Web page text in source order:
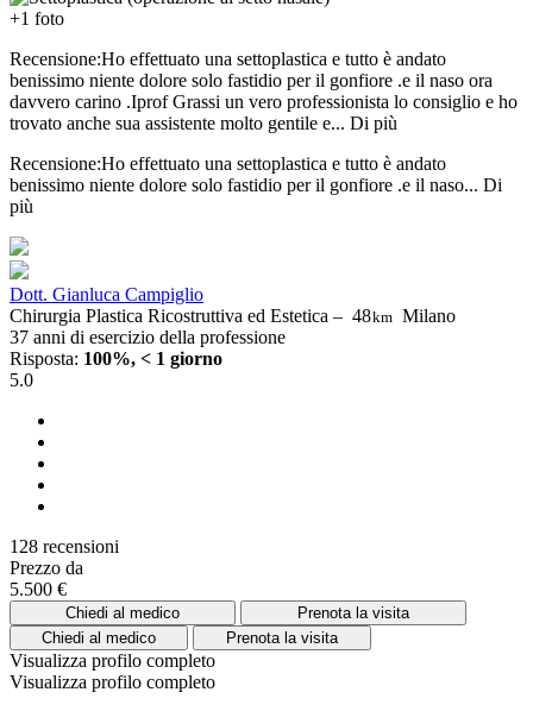
+1 foto
Recensione:Ho effettuato una settoplastica e tutto è andato
benissimo niente dolore solo fastidio per il gonfiore .e il naso ora
davvero carino .Iprof Grassi un vero professionista lo consiglio e ho
trovato anche sua assistente molto gentile e... Di più
Recensione:Ho effettuato una settoplastica e tutto è andato
benissimo niente dolore solo fastidio per il gonfiore .e il naso... Di
più
Dott. Gianluca Campiglio
Chirurgia Plastica Ricostruttiva ed Estetica – 48km Milano
37 anni di esercizio della professione
Risposta: 100%, < 1 giorno
5.0
128 recensioni
Prezzo da
5.500 €
Chiedi al medico
Prenota la visita
Chiedi al medico
Prenota la visita
Visualizza profilo completo
Visualizza profilo completo